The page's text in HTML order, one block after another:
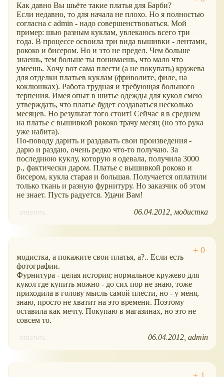
Как давно Вы шьёте такие платья для Барби?
Если недавно, то для начала не плохо. Но я полностью
согласна с admin - надо совершенствоваться. Мой
пример: шью разным куклам, увлекаюсь всего три
года. В процессе освоила три вида вышивки - лентами,
рококо и бисером. Но и это не предел. Чем больше
знаешь, тем больше ты понимаешь, что мало что
умеешь. Хочу вот сама плести (а не покупать) кружева
для отделки платьев куклам (фриволите, филе, на
коклюшках). Работа трудная и требующая большого
терпения. Имея опыт в шитье одежды для кукол смею
утверждать, что платье будет создаваться несколько
месяцев. Но результат того стоит! Сейчас я в среднем
на платье с вышивкой рококо трачу месяц (но это рука
уже набита).
По-поводу дарить и раздавать свои произведения -
дарю и раздаю, очень редко что-то получаю. За
последнюю куклу, которую я одевала, получила 3000
р., фактически даром. Платье с вышивкой рококо и
бисером, кукла старая и большая. Получается оплатили
только ткань и разную фурнитуру. Но заказчик об этом
не знает. Пусть радуется. Удачи Вам!
ответить 06.04.2012 модистка
модистка, а покажите свои платья, а?.. Если есть
фотографии.
Фурнитура - целая история; нормальное кружево для
кукол где купить можно - до сих пор не знаю, тоже
приходила в голову мысль самой плести, но - у меня,
знаю, просто не хватит на это времени. Поэтому
оставила как мечту. Покупаю в магазинах, но это не
совсем то.
ответить 06.04.2012 admin